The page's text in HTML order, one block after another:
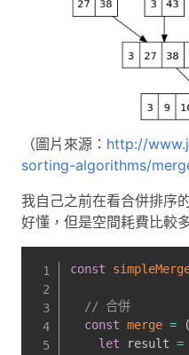
（圖片來源： http://
sorting-algorithms/
我自己之前在看合併排序
好懂，但是空間耗費比較
const
// 合併
const merge = (
let result =